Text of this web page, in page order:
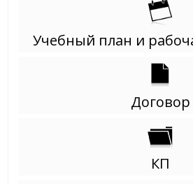
Учебный план и
Договор
КП